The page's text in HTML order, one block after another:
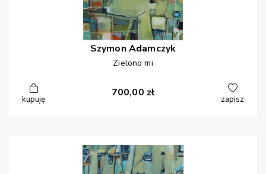
Szymon Adamczyk
Zielono mi
kupuję
700,00 zł
zapisz